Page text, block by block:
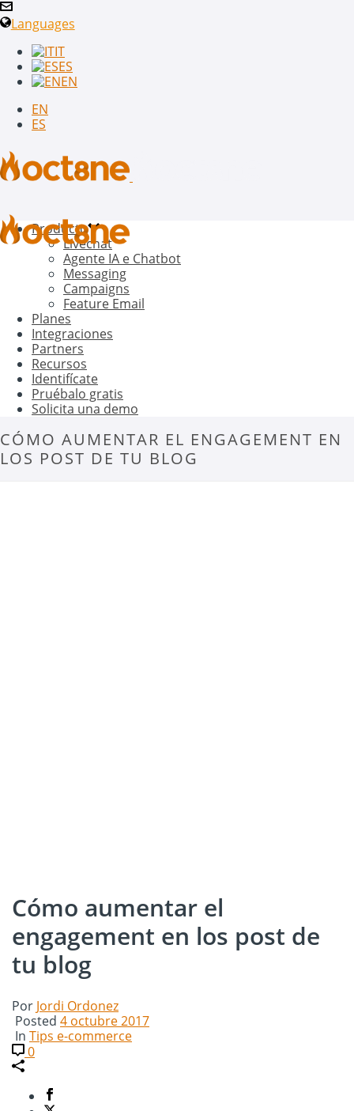
Languages
IT
ES
EN
EN
ES
Producto
Livechat
Agente IA e Chatbot
Messaging
Campaigns
Feature Email
Planes
Integraciones
Partners
Recursos
Identifícate
Pruébalo gratis
Solicita una demo
CÓMO AUMENTAR EL ENGAGEMENT EN
LOS POST DE TU BLOG
Cómo aumentar el
engagement en los post de
tu blog
Por Jordi Ordonez
Posted 4 octubre 2017
In Tips e-commerce
0